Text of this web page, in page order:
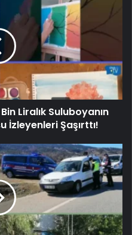
Liralık Suluboyanın
İzleyenleri Şaşırttı!